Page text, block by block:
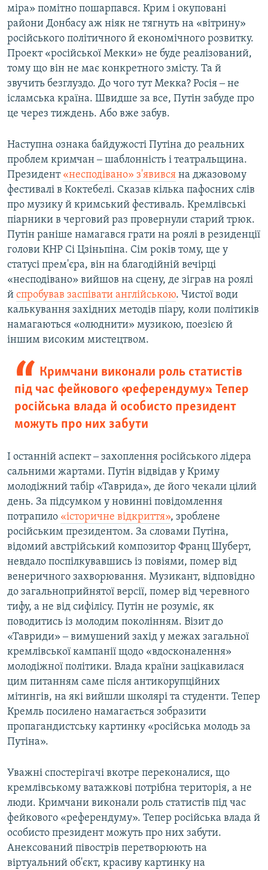
міра» помітно пошарпався. Крим і окуповані
райони Донбасу аж ніяк не тягнуть на «вітрину»
російського політичного й економічного розвитку.
Проект «російської Мекки» не буде реалізований,
тому що він не має конкретного змісту. Та й
звучить безглуздо. До чого тут Мекка? Росія ‒ не
ісламська країна. Швидше за все, Путін забуде про
це через тиждень. Або вже забув.
Наступна ознака байдужості Путіна до реальних
проблем кримчан ‒ шаблонність і театральщина.
Президент «несподівано» з'явився на джазовому
фестивалі в Коктебелі. Сказав кілька пафосних слів
про музику й кримський фестиваль. Кремлівські
піарники в черговий раз провернули старий трюк.
Путін раніше намагався грати на роялі в резиденції
голови КНР Сі Цзіньпіна. Сім років тому, ще у
статусі прем'єра, він на благодійній вечірці
«несподівано» вийшов на сцену, де зіграв на роялі
й спробував заспівати англійською. Чистої води
калькування західних методів піару, коли політиків
намагаються «олюднити» музикою, поезією й
іншим високим мистецтвом.
Кримчани виконали роль статистів
під час фейкового «референдуму». Тепер
російська влада й особисто президент
можуть про них забути
І останній аспект ‒ захоплення російського лідера
сальними жартами. Путін відвідав у Криму
молодіжний табір «Таврида», де його чекали цілий
день. За підсумком у новинні повідомлення
потрапило «історичне відкриття», зроблене
російським президентом. За словами Путіна,
відомий австрійський композитор Франц Шуберт,
невдало поспілкувавшись із повіями, помер від
венеричного захворювання. Музикант, відповідно
до загальноприйнятої версії, помер від черевного
тифу, а не від сифілісу. Путін не розуміє, як
поводитись із молодим поколінням. Візит до
«Тавриди» ‒ вимушений захід у межах загальної
кремлівської кампанії щодо «вдосконалення»
молодіжної політики. Влада країни зацікавилася
цим питанням саме після антикорупційних
мітингів, на які вийшли школярі та студенти. Тепер
Кремль посилено намагається зобразити
пропагандистську картинку «російська молодь за
Путіна».
Уважні спостерігачі вкотре переконалися, що
кремлівському ватажкові потрібна територія, а не
люди. Кримчани виконали роль статистів під час
фейкового «референдуму». Тепер російська влада й
особисто президент можуть про них забути.
Анексований півострів перетворюють на
віртуальний об'єкт, красиву картинку на